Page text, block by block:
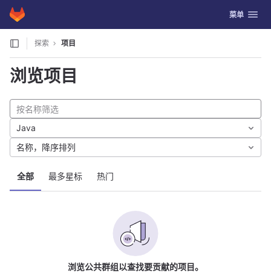
Skip to content
GitLab 切换导航
菜单
探索 项目
浏览项目
全部 最多星标 热门
Java
名称，降序排列
浏览公共群组以查找要贡献的项目。